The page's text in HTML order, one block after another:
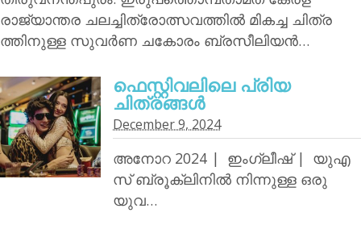
രാജ്യാന്തര ചലച്ചിത്രോത്സവത്തില്‍ മികച്ച ചിത്ര
ത്തിനുള്ള സുവര്‍ണ ചകോരം ബ്രസീലിയന്‍…
ഫെസ്റ്റിവലിലെ പ്രിയ
ചിത്രങ്ങള്‍
December 9, 2024
അനോറ 2024 | ഇംഗ്ലീഷ് | യുഎ
സ് ബ്രൂക്ലിനില്‍ നിന്നുള്ള ഒരു
യുവ…